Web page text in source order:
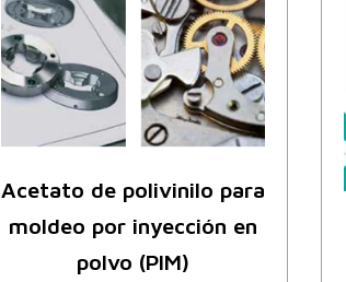
Acetato de polivinilo para
moldeo por inyección en
polvo (PIM)